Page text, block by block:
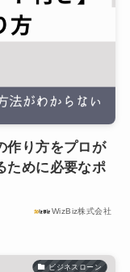
作り方をプロが
ために必要なポ
WizBiz株式会社
ビジネスローン